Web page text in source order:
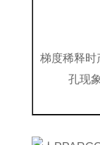
梯度稀释时
孔现